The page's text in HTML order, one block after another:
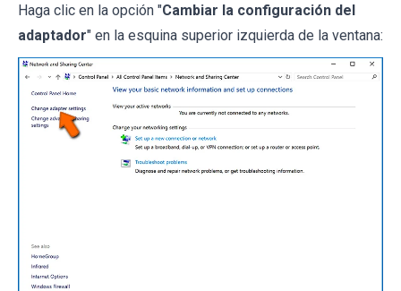
Haga clic en la opción "Cambiar la configuración del
adaptador" en la esquina superior izquierda de la ventana: